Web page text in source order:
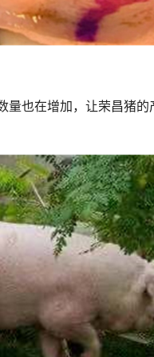
量也在增加，让荣昌猪的